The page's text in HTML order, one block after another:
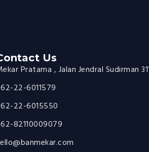
Us
Pratama , Jalan Jendral Sudirman
22-6011579
22-6015550
82110009079